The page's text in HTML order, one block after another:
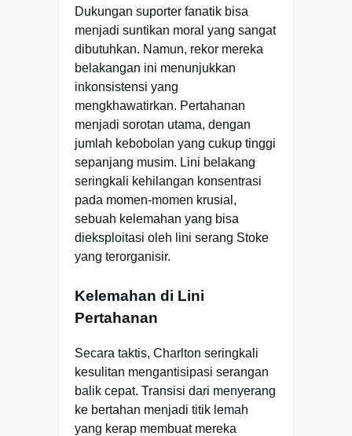
Dukungan suporter fanatik bisa
menjadi suntikan moral yang sangat
dibutuhkan. Namun, rekor mereka
belakangan ini menunjukkan
inkonsistensi yang
mengkhawatirkan. Pertahanan
menjadi sorotan utama, dengan
jumlah kebobolan yang cukup tinggi
sepanjang musim. Lini belakang
seringkali kehilangan konsentrasi
pada momen-momen krusial,
sebuah kelemahan yang bisa
dieksploitasi oleh lini serang Stoke
yang terorganisir.
Kelemahan di Lini
Pertahanan
Secara taktis, Charlton seringkali
kesulitan mengantisipasi serangan
balik cepat. Transisi dari menyerang
ke bertahan menjadi titik lemah
yang kerap membuat mereka